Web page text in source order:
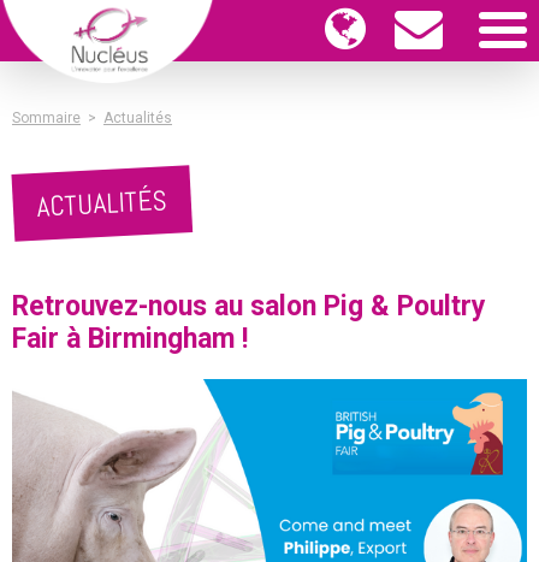
Sommaire > Actualités
ACTUALITÉS
Retrouvez-nous au salon Pig & Poultry
Fair à Birmingham !